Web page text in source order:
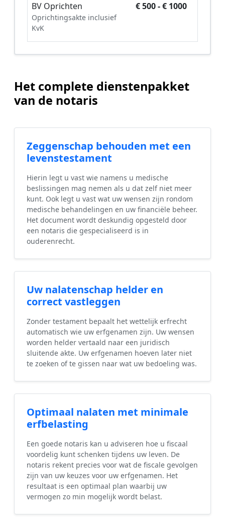
BV Oprichten
Oprichtingsakte inclusief
KvK
€ 500 - € 1000
Het complete dienstenpakket
van de notaris
Zeggenschap behouden met een
levenstestament
Hierin legt u vast wie namens u medische
beslissingen mag nemen als u dat zelf niet meer
kunt. Ook legt u vast wat uw wensen zijn rondom
medische behandelingen en uw financiële beheer.
Het document wordt deskundig opgesteld door
een notaris die gespecialiseerd is in
ouderenrecht.
Uw nalatenschap helder en
correct vastleggen
Zonder testament bepaalt het wettelijk erfrecht
automatisch wie uw erfgenamen zijn. Uw wensen
worden helder vertaald naar een juridisch
sluitende akte. Uw erfgenamen hoeven later niet
te zoeken of te gissen naar wat uw bedoeling was.
Optimaal nalaten met minimale
erfbelasting
Een goede notaris kan u adviseren hoe u fiscaal
voordelig kunt schenken tijdens uw leven. De
notaris rekent precies voor wat de fiscale gevolgen
zijn van uw keuzes voor uw erfgenamen. Het
resultaat is een optimaal plan waarbij uw
vermogen zo min mogelijk wordt belast.